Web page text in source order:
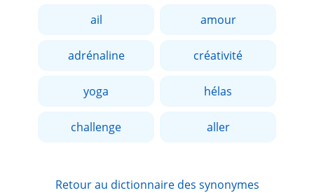
ail amour
adrénaline créativité
yoga hélas
challenge aller
Retour au dictionnaire des synonymes